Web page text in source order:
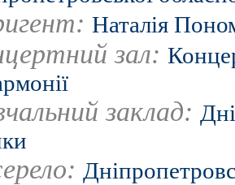
Наталія
зал:
заклад: